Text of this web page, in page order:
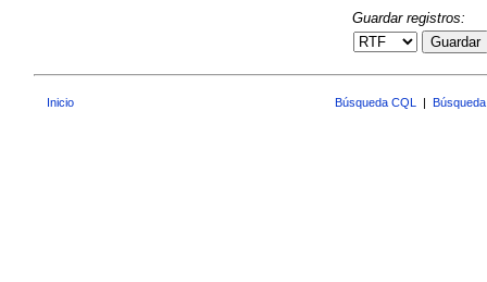
Guardar registros:
Guardar
Inicio Búsqueda CQL